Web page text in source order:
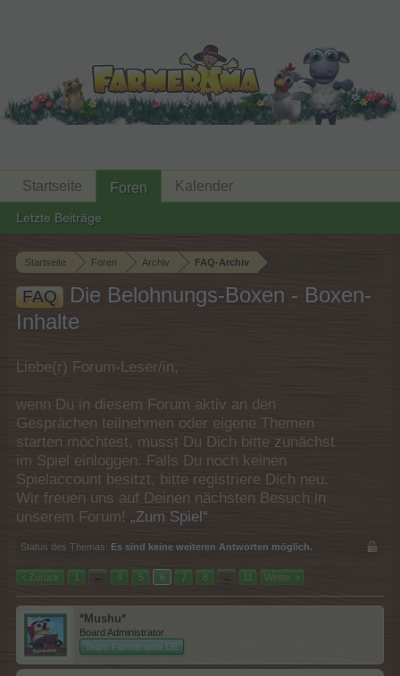
Startseite Foren Archiv FAQ-Archiv
FAQ
Die Belohnungs-Boxen - Boxen-
Inhalte
Liebe(r) Forum-Leser/in,
wenn Du in diesem Forum aktiv an den
Gesprächen teilnehmen oder eigene Themen
starten möchtest, musst Du Dich bitte zunächst
im Spiel einloggen. Falls Du noch keinen
Spielaccount besitzt, bitte registriere Dich neu.
Wir freuen uns auf Deinen nächsten Besuch in
unserem Forum! „Zum Spiel“
Status des Themas: Es sind keine weiteren Antworten möglich.
< Zurück 1 ← 4 5 6 7 8 → 11 Weiter >
*Mushu*
Board Administrator
Team Farmerama DE
Startseite Foren
Letzte Beiträge
Kalender